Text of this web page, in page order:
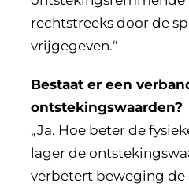
rechtstreeks door de
vrijgegeven.“
Bestaat er een
ontstekingswaarden?
„Ja. Hoe beter de
lager de
verbetert beweging